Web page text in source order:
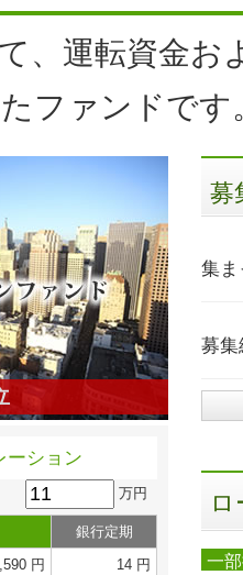
、運転資金お
ファンドです
ーション
万円
銀行定期
円
14 円
募
集ま
募集
一